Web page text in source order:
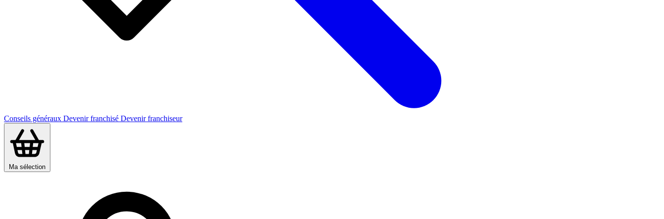
Conseils généraux Devenir franchisé Devenir franchiseur
Ma sélection